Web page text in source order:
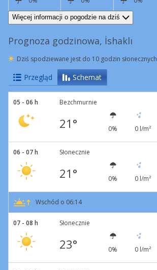
N
7 km/h N
16 km/h
Podmuchy
41 km/h
Więcej informacji o pogodzie na dziś
Prognoza godzinowa, İshaklı
Dziś spodziewane jest do 10 godzin słonecznych
Przegląd Schemat
05 - 06 h Bezchmurnie
21° 0% 0 l/m²
06 - 07 h Słonecznie
21° 0% 0 l/m²
Wschód o 06:14
07 - 08 h Słonecznie
23° 0% 0 l/m²